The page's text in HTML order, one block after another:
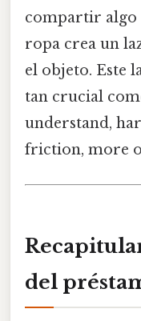
compartir algo
ropa crea un
el objeto. Este
tan crucial
understand,
friction, more
del